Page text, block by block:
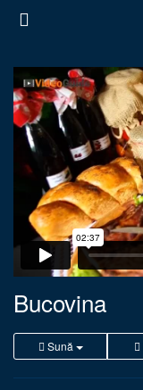
Bucovina
Sună